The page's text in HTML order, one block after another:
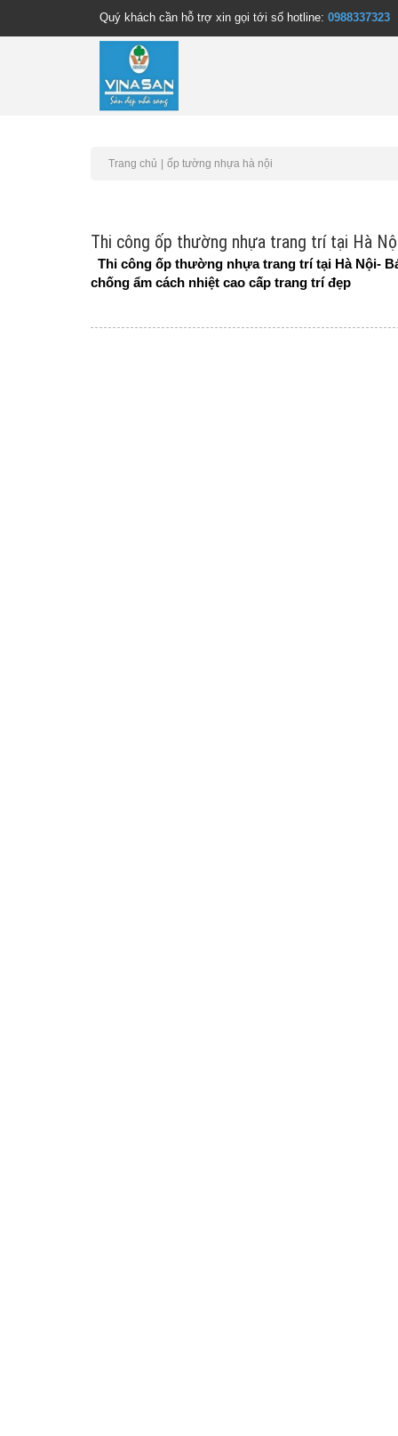
Quý khách cần hỗ trợ xin gọi tới số hotline: 0988337323
Trang chủ ốp tường nhựa hà nội
Thi công ốp thường nhựa trang trí tại Hà
Thi công ốp thường nhựa trang trí tại Hà Nội-
chống ẩm cách nhiệt cao cấp trang trí đẹp